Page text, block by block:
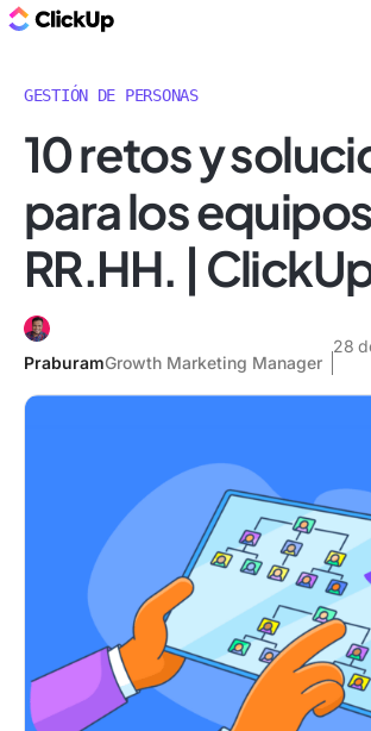
GESTIÓN DE PERSONAS
10 retos y
para los
RR.HH. |
PraburamGrowth Marketing Manager
28